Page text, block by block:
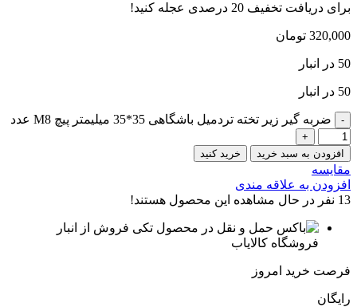
برای دریافت تخفیف 20 درصدی عجله کنید!
320,000 تومان
50 در انبار
50 در انبار
ضربه گیر زیر تخته تردمیل باشگاهی 35*35 میلیمتر پیچ M8 عدد
افزودن به سبد خرید خرید کنید
مقایسه
افزودن به علاقه مندی
13 نفر در حال مشاهده این محصول هستند!
فروش از انبار
فروشگاه کالایاب
فرصت خرید امروز
رایگان